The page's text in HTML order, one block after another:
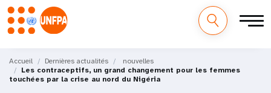
au
contenu
principal
M
a
Accueil Dernières actualités
nouvelles
Les contraceptifs, un grand changement pour les femmes
touchées par la crise au nord du Nigéria